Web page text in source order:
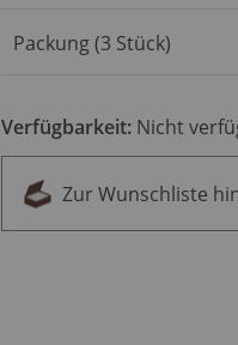
Produkt
Packung (3 Stück)
Verfügbarkeit: Nicht
Zur Wunschliste